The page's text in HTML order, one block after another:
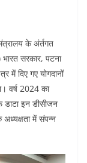
के अंर्तगत
भारत सरकार, पटना
में दिए गए योगदानों
वर्ष 2024 का
डाटा इन डीसीजन
में संपन्न